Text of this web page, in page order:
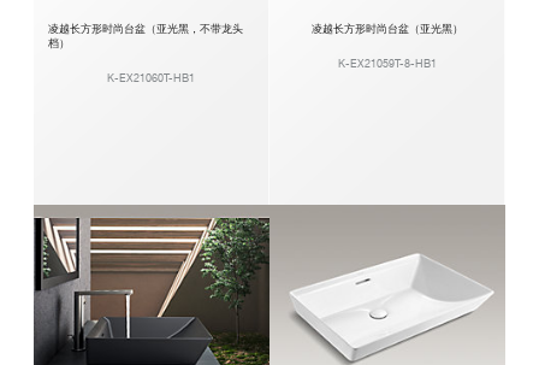
凌越长方形时尚台盆（亚光黑，不带龙头
档）
K-EX21060T-HB1
凌越长方形时尚台盆（亚光黑）
K-EX21059T-8-HB1